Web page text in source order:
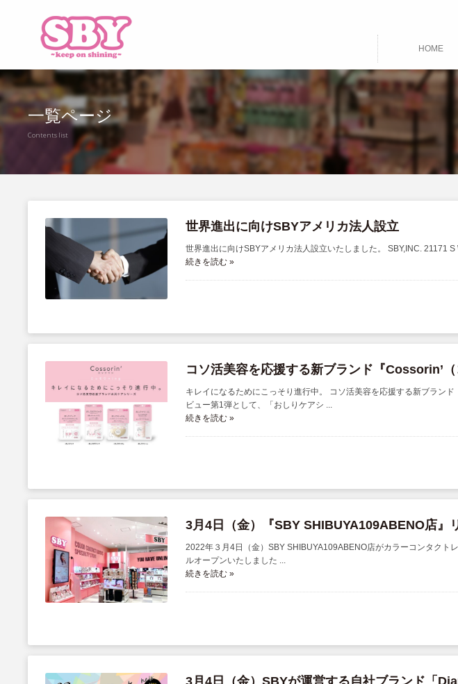
HOME
一覧ページ
Contents list
世界進出に向けSBYアメリカ法人設立
世界進出に向けSBYアメリカ法人設立いたしました。 SBY,INC. 21171
続きを読む »
コソ活美容を応援する新ブランド『Cossorin’
キレイになるためにこっそり進行中。 コソ活美容を応援する新ブラン
ビュー第1弾として、「おしりケアシ ...
続きを読む »
3月4日（金）『SBY SHIBUYA109ABENO店』
2022年３月4日（金）SBY SHIBUYA109ABENO店がカラーコンタクト
ルオープンいたしました ...
続きを読む »
3月4日（金）SBYが運営する自社ブランド「